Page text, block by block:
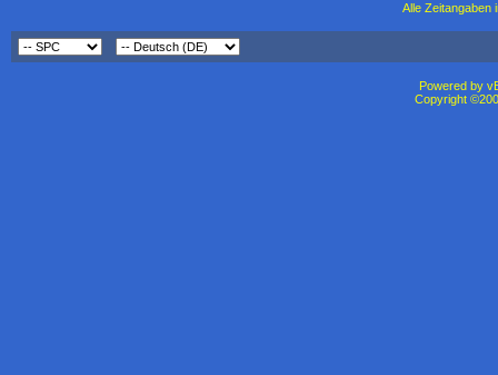
Alle Zeitangaben
Powered by
Copyright